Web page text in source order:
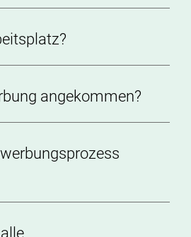
angekommen?